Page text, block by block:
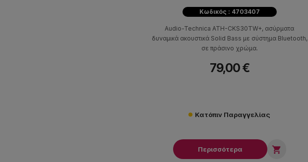
Κωδικός : 4703407
Audio-Technica ATH-CKS30TW+, ασύρματα
δυναμικά ακουστικά Solid Bass με σύστημα Bluetooth,
σε πράσινο χρώμα.
79,00 €
Κατόπιν Παραγγελίας
Περισσότερα 